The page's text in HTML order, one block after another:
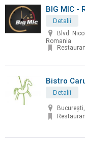
BIG MIC -
Detalii
Blvd.
Romania
Bistro
Detalii